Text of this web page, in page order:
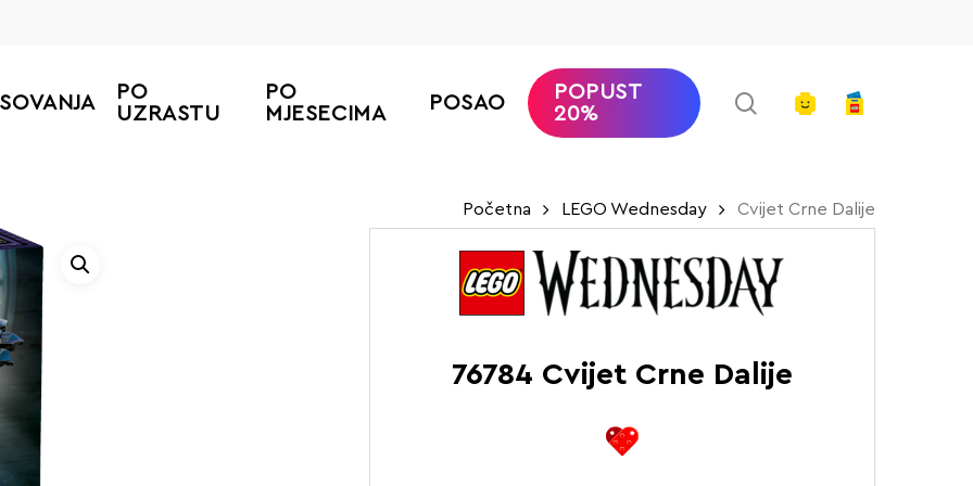
PO
UZRASTU
PO
MJESECIMA
POSAO
POPUST
20%
searchaccount
Početna LEGO Wednesday Cvijet Crne Dalije
76784 Cvijet Crne Dalije